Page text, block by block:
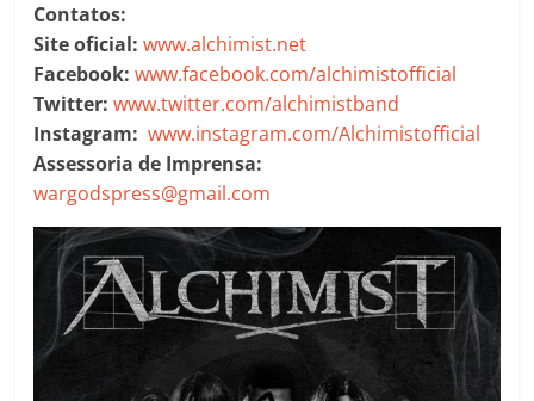
Contatos:
Site oficial:www.alchimist.net
Facebook:www.facebook.com/alchimistofficial
Twitter: www.twitter.com/alchimistband
Instagram: www.instagram.com/Alchimistofficial
Assessoria de Imprensa:
wargodspress@gmail.com